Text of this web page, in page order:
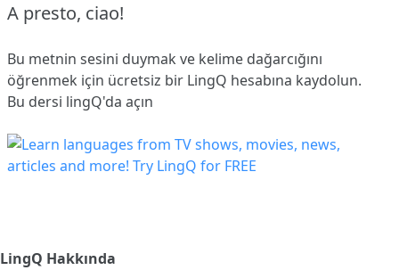
A presto, ciao!
Bu metnin sesini duymak ve kelime dağarcığını
öğrenmek için ücretsiz bir LingQ hesabına kaydolun.
Bu dersi lingQ'da açın
LingQ Hakkında